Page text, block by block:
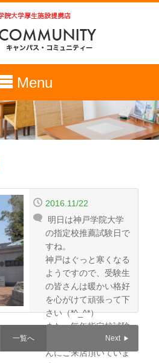
Menu
明日は神戸学院大学
の指定校推薦試験日で
すね。
神戸はぐっと寒くなる
ようですので、受験生
の皆さんは暖かい格好
を心がけて頑張って下
さい（*^_^*）
また、毎年指定校試験
当日は多数の受験生さ
んにご来店頂いていま
2016.11/22
一覧へ Next